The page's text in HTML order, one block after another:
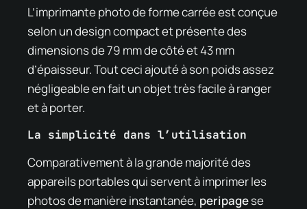
L’imprimante photo de forme carrée est conçue
selon un design compact et présente des
dimensions de 79 mm de côté et 43 mm
d’épaisseur. Tout ceci ajouté à son poids assez
négligeable en fait un objet très facile à ranger
et à porter.
La simplicité dans l’utilisation
Comparativement à la grande majorité des
appareils portables qui servent à imprimer les
photos de manière instantanée, peripagese